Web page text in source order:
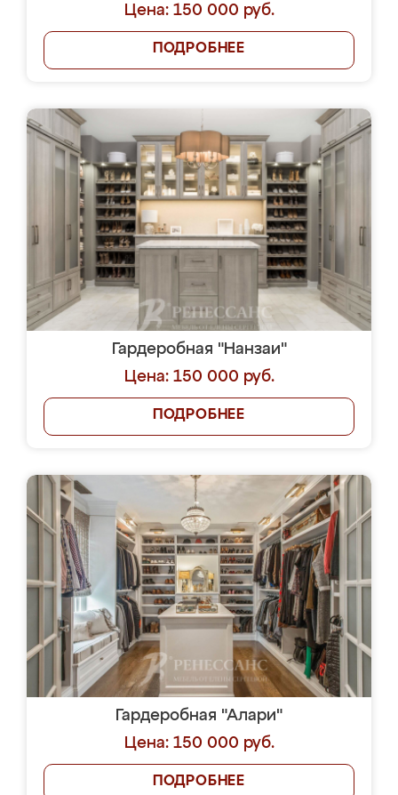
Цена: 150 000 руб.
ПОДРОБНЕЕ
Гардеробная "Нанзаи"
Цена: 150 000 руб.
ПОДРОБНЕЕ
Гардеробная "Алари"
Цена: 150 000 руб.
ПОДРОБНЕЕ